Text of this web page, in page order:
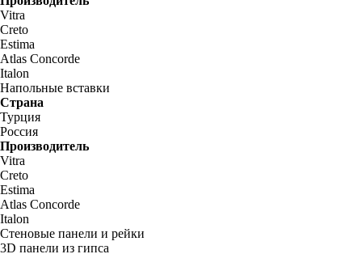
Vitra
Creto
Estima
Atlas Concorde
Italon
Напольные вставки
Страна
Турция
Россия
Производитель
Vitra
Creto
Estima
Atlas Concorde
Italon
Стеновые панели и рейки
3D панели из гипса